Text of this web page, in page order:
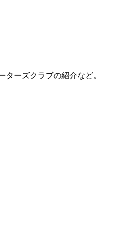
ターズクラブの紹介など。